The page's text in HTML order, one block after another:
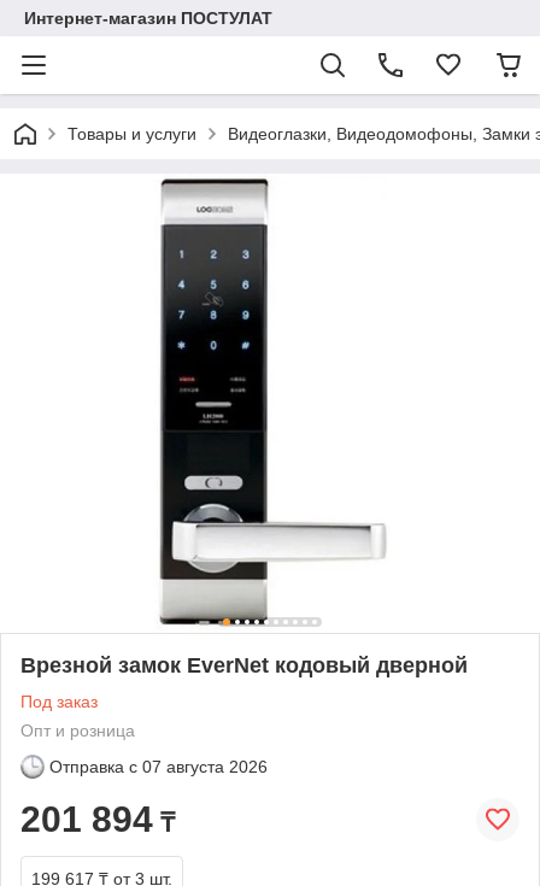
Интернет-магазин ПОСТУЛАТ
Товары и услуги Видеоглазки, Видеодомофоны, Замки
Врезной замок EverNet кодовый дверной
Под заказ
Опт и розница
Отправка с 07 августа 2026
201 894 ₸
199 617 ₸ от 3 шт.